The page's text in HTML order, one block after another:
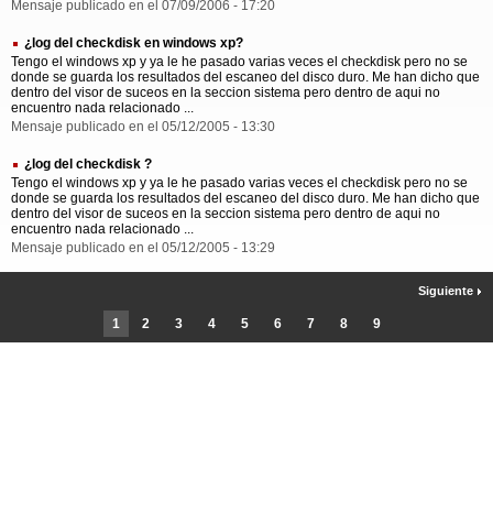
Mensaje publicado en el 07/09/2006 - 17:20
¿log del checkdisk en windows xp?
Tengo el windows xp y ya le he pasado varias veces el checkdisk pero no se
donde se guarda los resultados del escaneo del disco duro. Me han dicho que
dentro del visor de suceos en la seccion sistema pero dentro de aqui no
encuentro nada relacionado ...
Mensaje publicado en el 05/12/2005 - 13:30
¿log del checkdisk ?
Tengo el windows xp y ya le he pasado varias veces el checkdisk pero no se
donde se guarda los resultados del escaneo del disco duro. Me han dicho que
dentro del visor de suceos en la seccion sistema pero dentro de aqui no
encuentro nada relacionado ...
Mensaje publicado en el 05/12/2005 - 13:29
1 2 3 4 5 6 7 8 9
Siguiente